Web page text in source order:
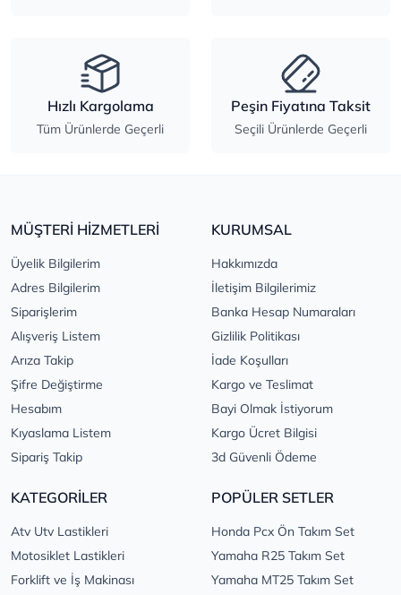
Hızlı Kargolama
Tüm Ürünlerde Geçerli
Peşin Fiyatına Taksit
Seçili Ürünlerde Geçerli
MÜŞTERİ HİZMETLERİ
Üyelik Bilgilerim
Adres Bilgilerim
Siparişlerim
Alışveriş Listem
Arıza Takip
Şifre Değiştirme
Hesabım
Kıyaslama Listem
Sipariş Takip
KURUMSAL
Hakkımızda
İletişim Bilgilerimiz
Banka Hesap Numaraları
Gizlilik Politikası
İade Koşulları
Kargo ve Teslimat
Bayi Olmak İstiyorum
Kargo Ücret Bilgisi
3d Güvenli Ödeme
KATEGORİLER
Atv Utv Lastikleri
Motosiklet Lastikleri
Forklift ve İş Makinası
POPÜLER SETLER
Honda Pcx Ön Takım Set
Yamaha R25 Takım Set
Yamaha MT25 Takım Set